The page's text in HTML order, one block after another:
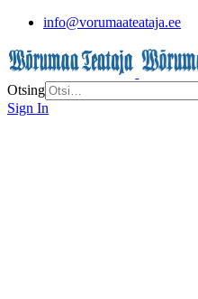
info@vorumaateataja.ee
Otsing
Sign In